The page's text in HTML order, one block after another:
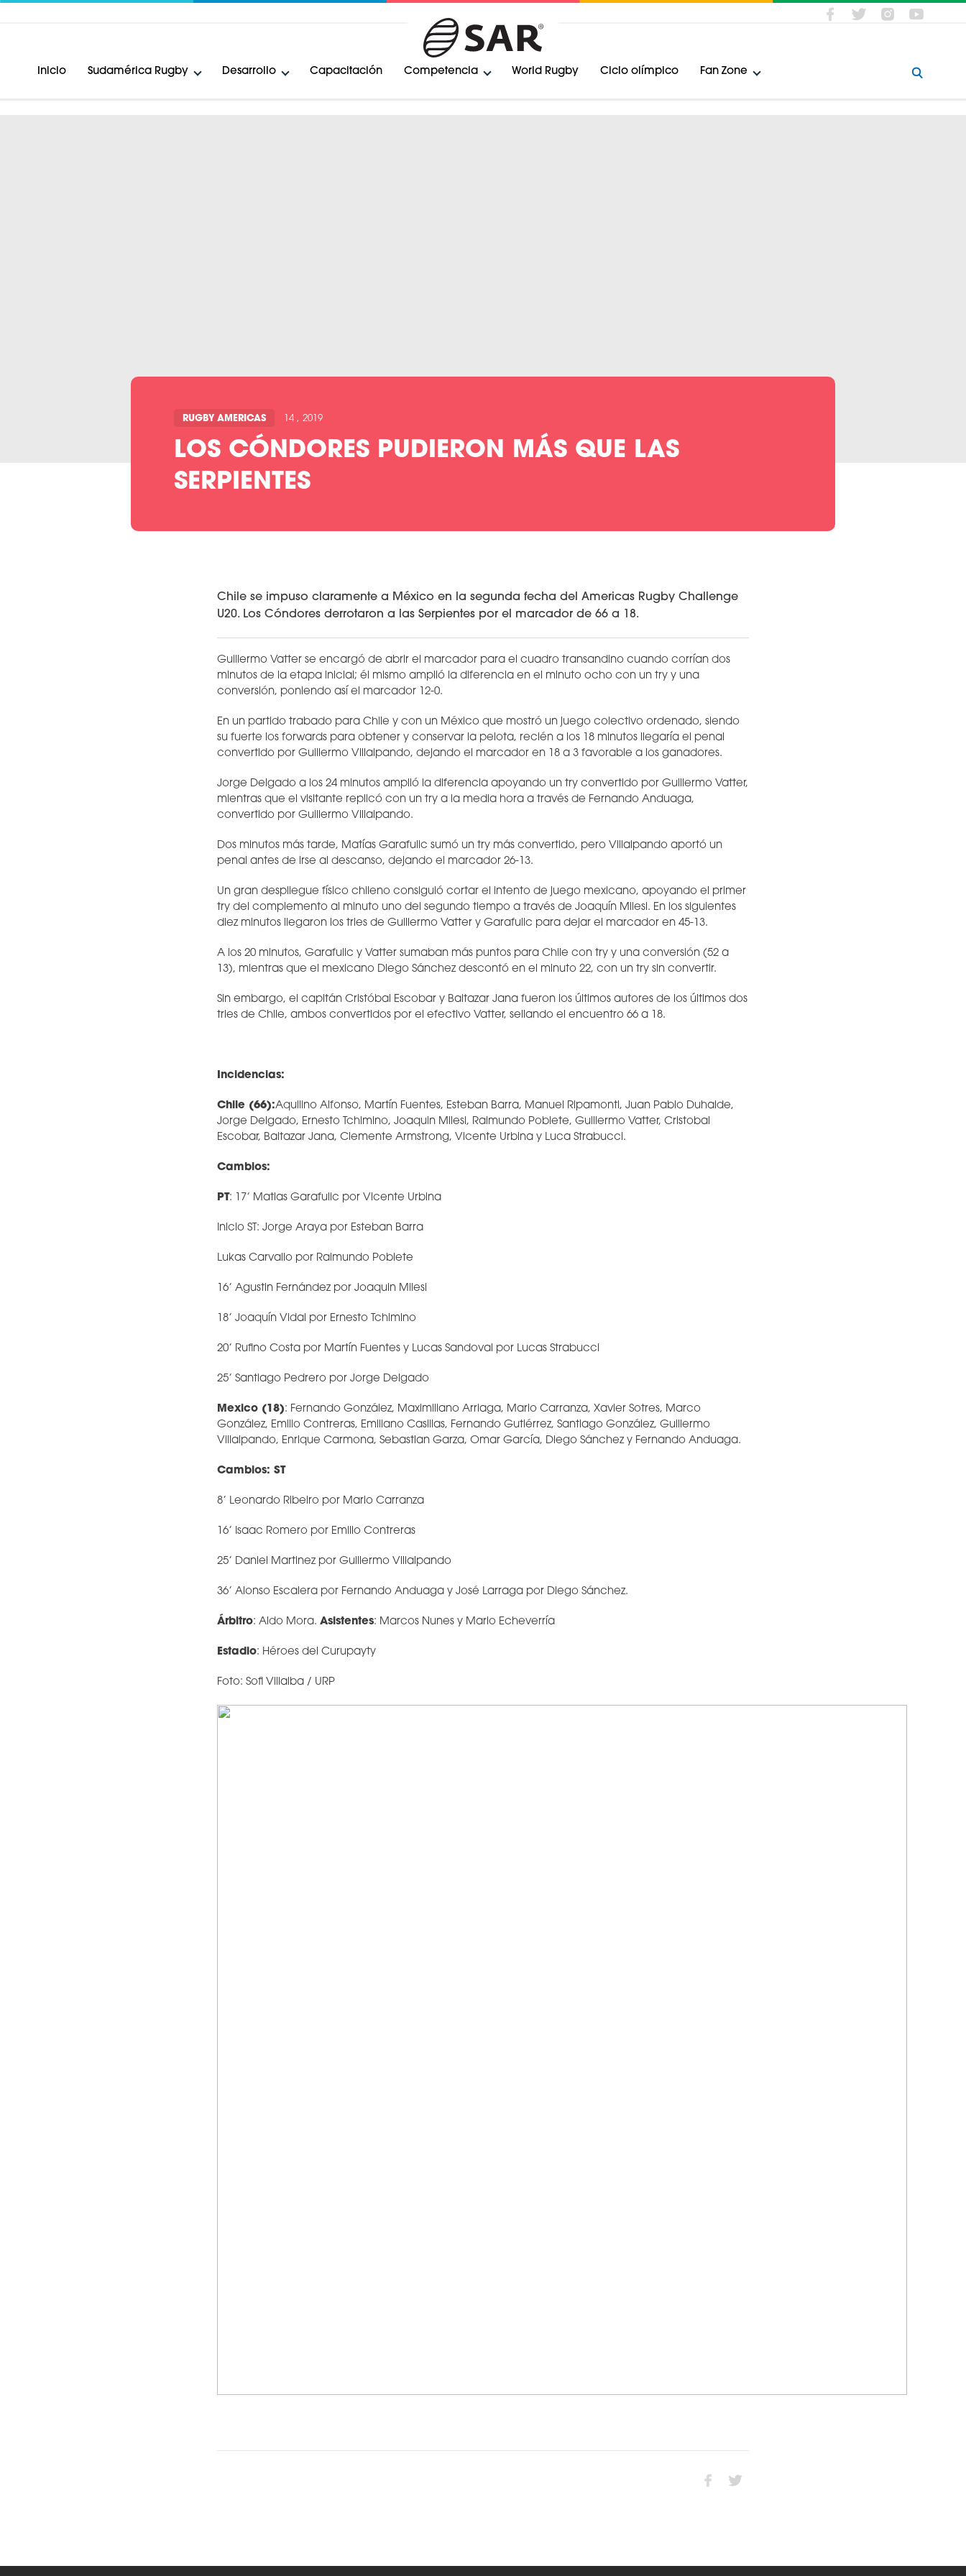
Inicio Sudamérica Rugby Desarrollo Capacitación Competencia World Rugby Ciclo olímpico Fan Zone
RUGBY AMERICAS 14 , 2019
LOS CÓNDORES PUDIERON MÁS QUE LAS
SERPIENTES
Chile se impuso claramente a México en la segunda fecha del Americas Rugby Challenge
U20. Los Cóndores derrotaron a las Serpientes por el marcador de 66 a 18.
Guillermo Vatter se encargó de abrir el marcador para el cuadro transandino cuando corrían dos
minutos de la etapa inicial; él mismo amplió la diferencia en el minuto ocho con un try y una
conversión, poniendo así el marcador 12-0.
En un partido trabado para Chile y con un México que mostró un juego colectivo ordenado, siendo
su fuerte los forwards para obtener y conservar la pelota, recién a los 18 minutos llegaría el penal
convertido por Guillermo Villalpando, dejando el marcador en 18 a 3 favorable a los ganadores.
Jorge Delgado a los 24 minutos amplió la diferencia apoyando un try convertido por Guillermo Vatter,
mientras que el visitante replicó con un try a la media hora a través de Fernando Anduaga,
convertido por Guillermo Villalpando.
Dos minutos más tarde, Matías Garafulic sumó un try más convertido, pero Villalpando aportó un
penal antes de irse al descanso, dejando el marcador 26-13.
Un gran despliegue físico chileno consiguió cortar el intento de juego mexicano, apoyando el primer
try del complemento al minuto uno del segundo tiempo a través de Joaquín Milesi. En los siguientes
diez minutos llegaron los tries de Guillermo Vatter y Garafulic para dejar el marcador en 45-13.
A los 20 minutos, Garafulic y Vatter sumaban más puntos para Chile con try y una conversión (52 a
13), mientras que el mexicano Diego Sánchez descontó en el minuto 22, con un try sin convertir.
Sin embargo, el capitán Cristóbal Escobar y Baltazar Jana fueron los últimos autores de los últimos dos
tries de Chile, ambos convertidos por el efectivo Vatter, sellando el encuentro 66 a 18.
Incidencias:
Chile (66):Aquilino Alfonso, Martín Fuentes, Esteban Barra, Manuel Ripamonti, Juan Pablo Duhalde,
Jorge Delgado, Ernesto Tchimino, Joaquin Milesi, Raimundo Poblete, Guillermo Vatter, Cristobal
Escobar, Baltazar Jana, Clemente Armstrong, Vicente Urbina y Luca Strabucci.
Cambios:
PT: 17’ Matias Garafulic por Vicente Urbina
Inicio ST: Jorge Araya por Esteban Barra
Lukas Carvallo por Raimundo Poblete
16’ Agustin Fernández por Joaquin Milesi
18’ Joaquín Vidal por Ernesto Tchimino
20’ Rufino Costa por Martín Fuentes y Lucas Sandoval por Lucas Strabucci
25’ Santiago Pedrero por Jorge Delgado
Mexico (18): Fernando González, Maximiliano Arriaga, Mario Carranza, Xavier Sotres, Marco
González, Emilio Contreras, Emiliano Casillas, Fernando Gutiérrez, Santiago González, Guillermo
Villalpando, Enrique Carmona, Sebastian Garza, Omar García, Diego Sánchez y Fernando Anduaga.
Cambios: ST
8’ Leonardo Ribeiro por Mario Carranza
16’ Isaac Romero por Emilio Contreras
25’ Daniel Martinez por Guillermo Villalpando
36’ Alonso Escalera por Fernando Anduaga y José Larraga por Diego Sánchez.
Árbitro: Aldo Mora. Asistentes: Marcos Nunes y Mario Echeverría
Estadio: Héroes del Curupayty
Foto: Sofi Villalba / URP